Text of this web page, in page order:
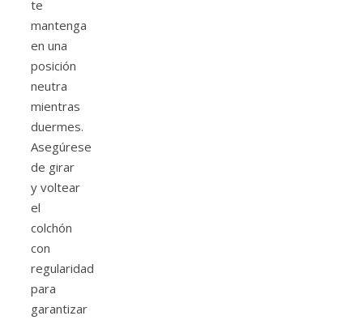
te
mantenga
en una
posición
neutra
mientras
duermes.
Asegúrese
de girar
y voltear
el
colchón
con
regularidad
para
garantizar